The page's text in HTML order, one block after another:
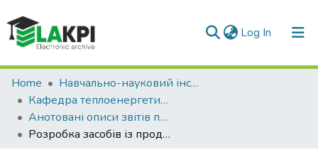
Log In (current)
Communities & Collections
All of DSpace
Statistics
Home
Навчально-науковий інститут атомної та теплової енергетики (НН ІАТЕ)
Кафедра теплоенергетичних установок теплових і атомних електростанцій (ТЕУТ і АЕС)
Анотовані описи звітів про НДР (ТЕУТ і АЕС)
Розробка засобів із продовження надійної та економічної експлуатації енергогенеруючих об′єктів у маневрених режимах